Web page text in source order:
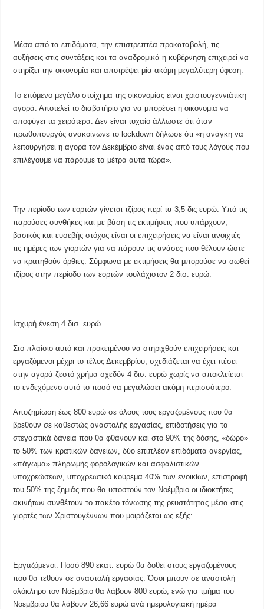
Μέσα από τα επιδόματα, την επιστρεπτέα προκαταβολή, τις
αυξήσεις στις συντάξεις και τα αναδρομικά η κυβέρνηση επιχειρεί να
στηρίξει την οικονομία και αποτρέψει μία ακόμη μεγαλύτερη ύφεση.
Το επόμενο μεγάλο στοίχημα της οικονομίας είναι χριστουγεννιάτικη
αγορά. Αποτελεί το διαβατήριο για να μπορέσει η οικονομία να
αποφύγει τα χειρότερα. Δεν είναι τυχαίο άλλωστε ότι όταν
πρωθυπουργός ανακοίνωνε το lockdown δήλωσε ότι «η ανάγκη να
λειτουργήσει η αγορά τον Δεκέμβριο είναι ένας από τους λόγους που
επιλέγουμε να πάρουμε τα μέτρα αυτά τώρα».
Την περίοδο των εορτών γίνεται τζίρος περί τα 3,5 δις ευρώ. Υπό τις
παρούσες συνθήκες και με βάση τις εκτιμήσεις που υπάρχουν,
βασικός και ευσεβής στόχος είναι οι επιχειρήσεις να είναι ανοιχτές
τις ημέρες των γιορτών για να πάρουν τις ανάσες που θέλουν ώστε
να κρατηθούν όρθιες. Σύμφωνα με εκτιμήσεις θα μπορούσε να σωθεί
τζίρος στην περίοδο των εορτών τουλάχιστον 2 δισ. ευρώ.
Ισχυρή ένεση 4 δισ. ευρώ
Στο πλαίσιο αυτό και προκειμένου να στηριχθούν επιχειρήσεις και
εργαζόμενοι μέχρι το τέλος Δεκεμβρίου, σχεδιάζεται να έχει πέσει
στην αγορά ζεστό χρήμα σχεδόν 4 δισ. ευρώ χωρίς να αποκλείεται
το ενδεχόμενο αυτό το ποσό να μεγαλώσει ακόμη περισσότερο.
Αποζημίωση έως 800 ευρώ σε όλους τους εργαζομένους που θα
βρεθούν σε καθεστώς αναστολής εργασίας, επιδοτήσεις για τα
στεγαστικά δάνεια που θα φθάνουν και στο 90% της δόσης, «δώρο»
το 50% των κρατικών δανείων, δύο επιπλέον επιδόματα ανεργίας,
«πάγωμα» πληρωμής φορολογικών και ασφαλιστικών
υποχρεώσεων, υποχρεωτικό κούρεμα 40% των ενοικίων, επιστροφή
του 50% της ζημιάς που θα υποστούν τον Νοέμβριο οι ιδιοκτήτες
ακινήτων συνθέτουν το πακέτο τόνωσης της ρευστότητας μέσα στις
γιορτές των Χριστουγέννων που μοιράζεται ως εξής:
Εργαζόμενοι: Ποσό 890 εκατ. ευρώ θα δοθεί στους εργαζομένους
που θα τεθούν σε αναστολή εργασίας. Όσοι μπουν σε αναστολή
ολόκληρο τον Νοέμβριο θα λάβουν 800 ευρώ, ενώ για τμήμα του
Νοεμβρίου θα λάβουν 26,66 ευρώ ανά ημερολογιακή ημέρα